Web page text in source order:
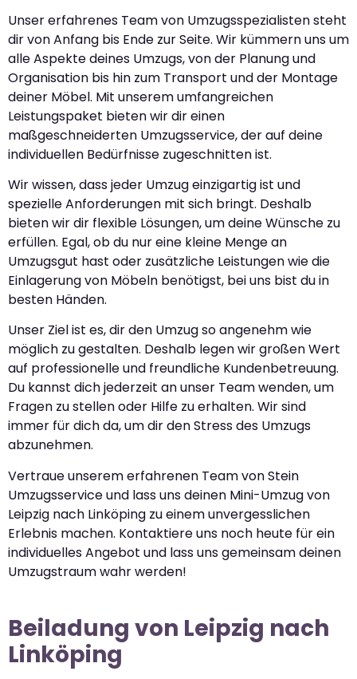
Unser erfahrenes Team von Umzugsspezialisten steht
dir von Anfang bis Ende zur Seite. Wir kümmern uns um
alle Aspekte deines Umzugs, von der Planung und
Organisation bis hin zum Transport und der Montage
deiner Möbel. Mit unserem umfangreichen
Leistungspaket bieten wir dir einen
maßgeschneiderten Umzugsservice, der auf deine
individuellen Bedürfnisse zugeschnitten ist.
Wir wissen, dass jeder Umzug einzigartig ist und
spezielle Anforderungen mit sich bringt. Deshalb
bieten wir dir flexible Lösungen, um deine Wünsche zu
erfüllen. Egal, ob du nur eine kleine Menge an
Umzugsgut hast oder zusätzliche Leistungen wie die
Einlagerung von Möbeln benötigst, bei uns bist du in
besten Händen.
Unser Ziel ist es, dir den Umzug so angenehm wie
möglich zu gestalten. Deshalb legen wir großen Wert
auf professionelle und freundliche Kundenbetreuung.
Du kannst dich jederzeit an unser Team wenden, um
Fragen zu stellen oder Hilfe zu erhalten. Wir sind
immer für dich da, um dir den Stress des Umzugs
abzunehmen.
Vertraue unserem erfahrenen Team von Stein
Umzugsservice und lass uns deinen Mini-Umzug von
Leipzig nach Linköping zu einem unvergesslichen
Erlebnis machen. Kontaktiere uns noch heute für ein
individuelles Angebot und lass uns gemeinsam deinen
Umzugstraum wahr werden!
Beiladung von Leipzig nach
Linköping